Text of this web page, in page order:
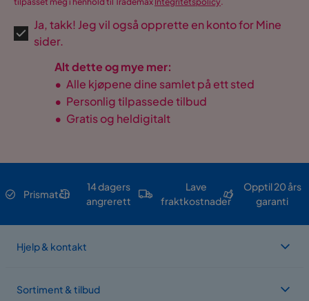
Ja, takk! Jeg vil også opprette en konto for Mine
sider.
Alt dette og mye mer:
• Alle kjøpene dine samlet på ett sted
• Personlig tilpassede tilbud
• Gratis og heldigitalt
Prismatch
14 dagers
angrerett
Lave
fraktkostnader
Opptil 20 års
garanti
Hjelp & kontakt
Sortiment & tilbud